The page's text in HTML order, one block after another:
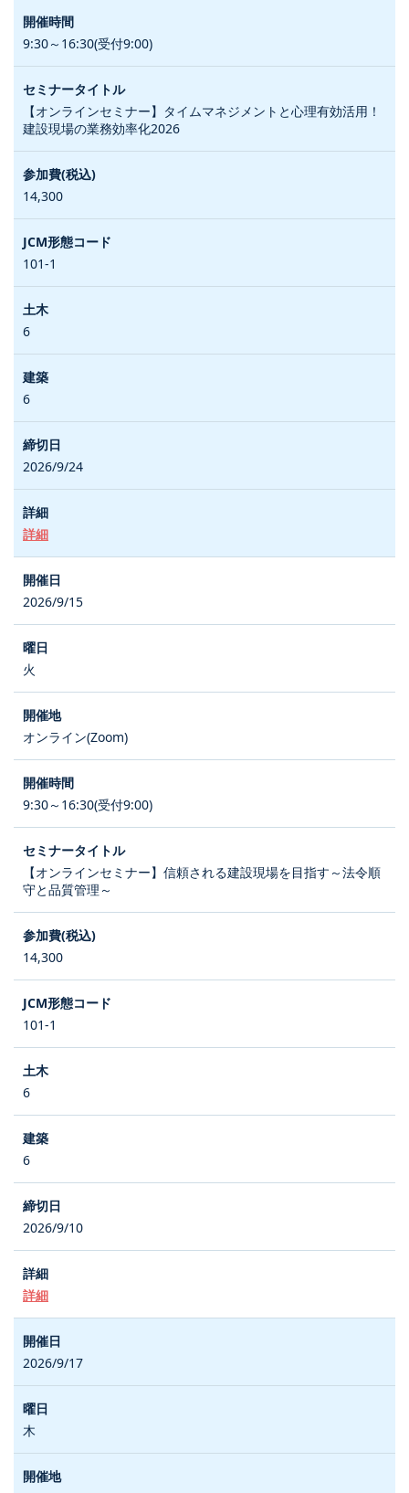
9:30～16:30(受付9:00)
【オンラインセミナー】タイムマネジメントと心理有効活用！
建設現場の業務効率化2026
14,300
101-1
6
6
2026/9/24
詳細
2026/9/15
火
オンライン(Zoom)
9:30～16:30(受付9:00)
【オンラインセミナー】信頼される建設現場を目指す～法令順
守と品質管理～
14,300
101-1
6
6
2026/9/10
詳細
2026/9/17
木